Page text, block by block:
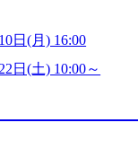
ており、事業創造
public/
レバ
ス」「カルチャー
) レ
備事業委託業務」を
日(月) 16:00
日(土) 10:00～